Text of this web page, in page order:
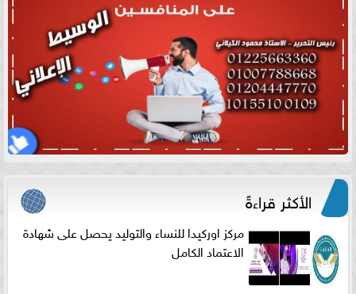
الأكثر قراءةً
مركز اوركيدا للنساء والتوليد يحصل على شهادة
الاعتماد الكامل